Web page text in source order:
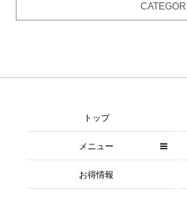
トップ
メニュー
お得情報